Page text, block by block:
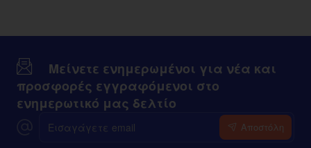
Μείνετε ενημερωμένοι για νέα και
προσφορές εγγραφόμενοι στο
ενημερωτικό μας δελτίο
email
Αποστόλη